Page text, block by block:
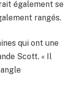
également se
rangés.
qui ont une
Scott. « Il